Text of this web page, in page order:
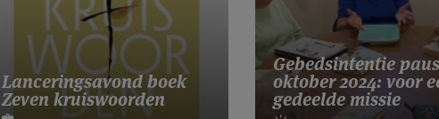
Lanceringsavond boek
Zeven kruiswoorden
Gebedsintentie paus
oktober 2024: voor
gedeelde missie